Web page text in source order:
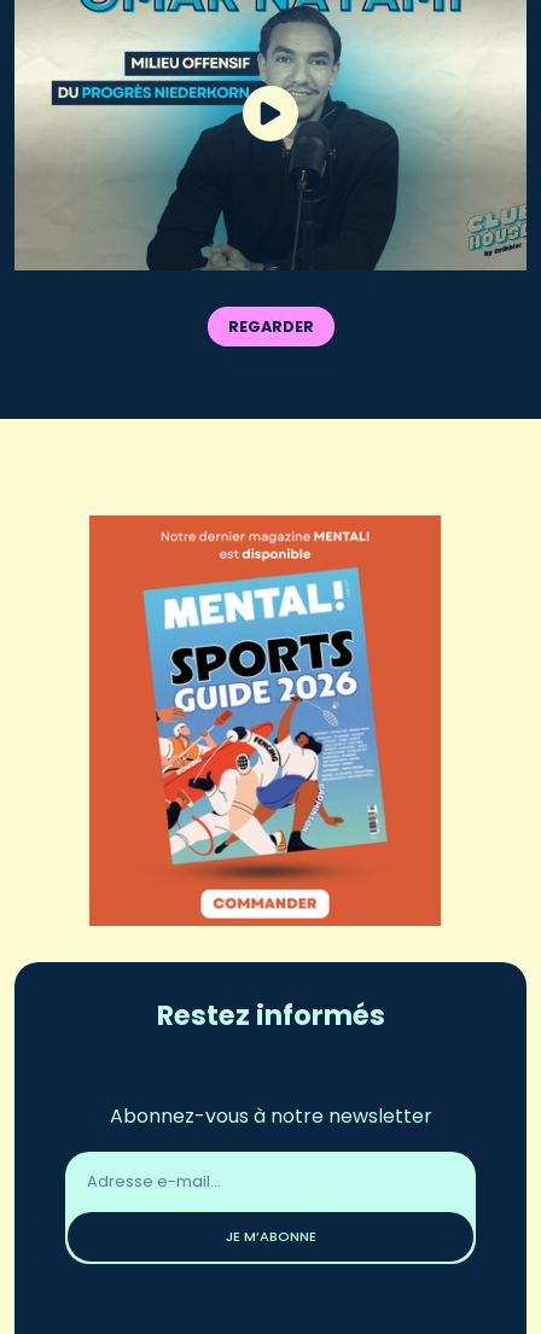
REGARDER
Restez informés
Abonnez-vous à notre newsletter
Adresse
email
JE M’ABONNE